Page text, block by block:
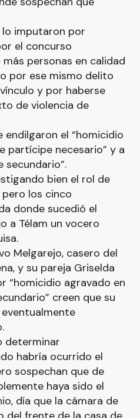
lo imputaron por
el concurso
personas en calidad
por ese mismo delito
y por haberse
de violencia de
endilgaron el “homicidio
partícipe necesario” y a
secundario”.
bien el rol de
los cinco
donde sucedió el
a Télam un vocero
Melgarejo, casero del
y su pareja Griselda
“homicidio agravado en
creen que su
determinar
habría ocurrido el
sospechan que de
haya sido el
día que la cámara de